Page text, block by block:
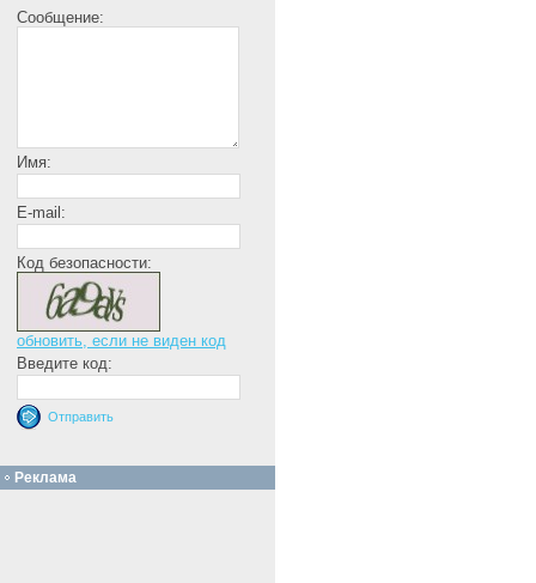
Сообщение:
Имя:
E-mail:
Код безопасности:
обновить, если не виден код
Введите код:
Реклама